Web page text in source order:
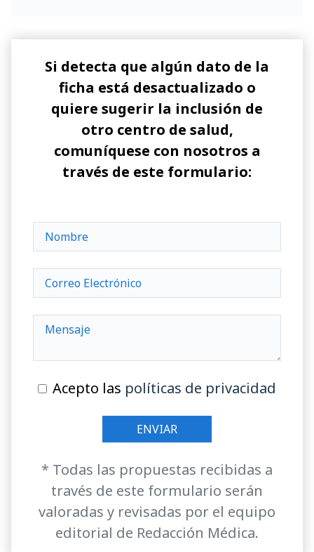
Si detecta que algún dato de la
ficha está desactualizado o
quiere sugerir la inclusión de
otro centro de salud,
comuníquese con nosotros a
través de este formulario:
Acepto las políticas de privacidad
* Todas las propuestas recibidas a
través de este formulario serán
valoradas y revisadas por el equipo
editorial de Redacción Médica.